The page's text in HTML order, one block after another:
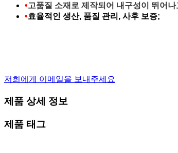
•고품질 소재로 제작되어 내구성이 뛰어
•효율적인 생산, 품질 관리, 사후 보증;
저희에게 이메일을 보내주세요
제품 상세 정보
제품 태그